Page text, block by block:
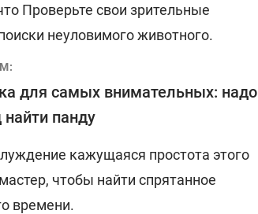
Проверьте свои зрительные
неуловимого животного.
для самых внимательных: надо
найти панду
кажущаяся простота этого
чтобы найти спрятанное
времени.